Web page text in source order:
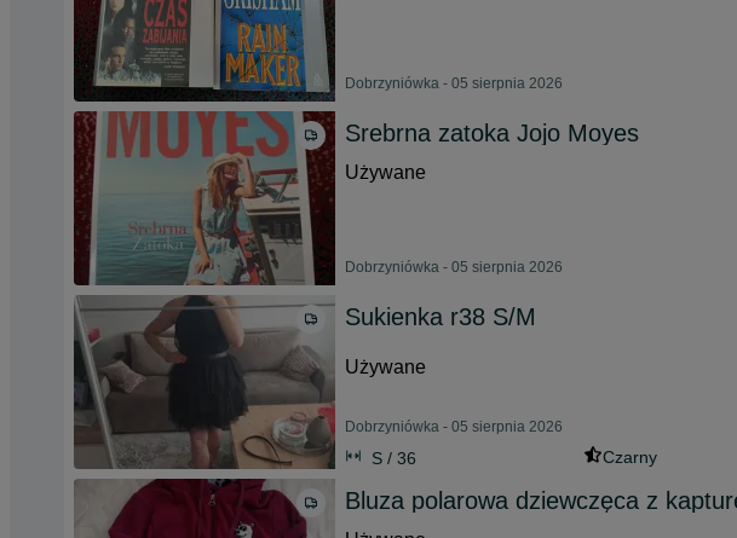
Dobrzyniówka - 05 sierpnia 2026
Srebrna zatoka Jojo Moyes
Używane
Dobrzyniówka - 05 sierpnia 2026
Sukienka r38 S/M
Używane
Dobrzyniówka - 05 sierpnia 2026
S / 36 Czarny
Bluza polarowa dziewczęca z